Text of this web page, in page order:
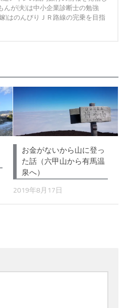
んが(夫)は中小企業診断士の勉強
)はのんびりＪＲ路線の完乗を目指
お金がないから山に登っ
た話（六甲山から有馬温
泉へ）
2019年8月17日